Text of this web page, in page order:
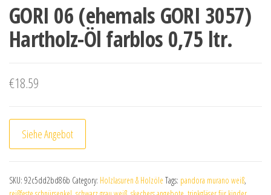
GORI 06 (ehemals GORI 3057)
Hartholz-Öl farblos 0,75 ltr.
€18.59
Siehe Angebot
SKU: 92c5dd2bd86b Category: Holzlasuren & Holzöle Tags: pandora murano weiß,